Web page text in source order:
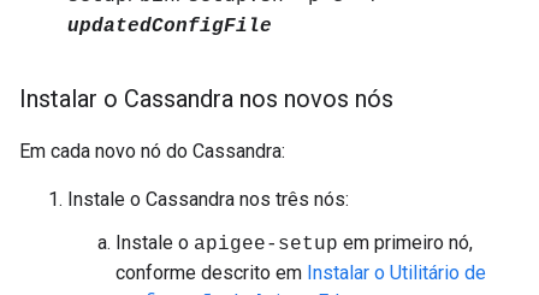
updatedConfigFile
Instalar o Cassandra nos novos nós
Em cada novo nó do Cassandra:
Instale o Cassandra nos três nós:
Instale o apigee-setup em primeiro nó,
conforme descrito em Instalar o Utilitário de